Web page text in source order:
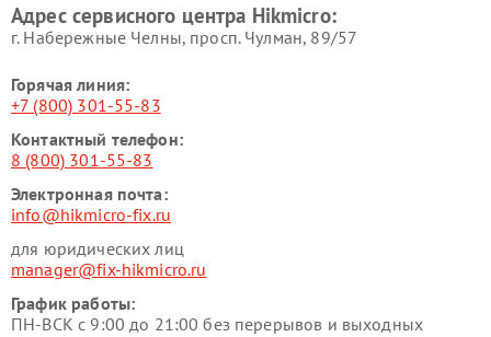
Адрес сервисного центра Hikmicro:
г. Набережные Челны, просп. Чулман, 89/57
Горячая линия:
+7 (800) 301-55-83
Контактный телефон:
8 (800) 301-55-83
Электронная почта:
info@hikmicro-fix.ru
для юридических лиц
manager@fix-hikmicro.ru
График работы:
ПН-ВСК с 9:00 до 21:00 без перерывов и выходных